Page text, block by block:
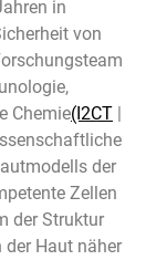
in
von
Chemie(I2CT |
der
Zellen
der Struktur
Haut näher